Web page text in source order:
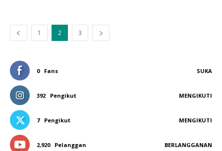
1 2 3
0 Fans SUKA
392 Pengikut MENGIKUTI
7 Pengikut MENGIKUTI
2,920 Pelanggan BERLANGGANAN